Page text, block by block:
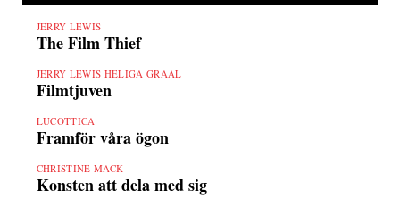
JERRY LEWIS
The Film Thief
JERRY LEWIS HELIGA GRAAL
Filmtjuven
LUCOTTICA
Framför våra ögon
CHRISTINE MACK
Konsten att dela med sig